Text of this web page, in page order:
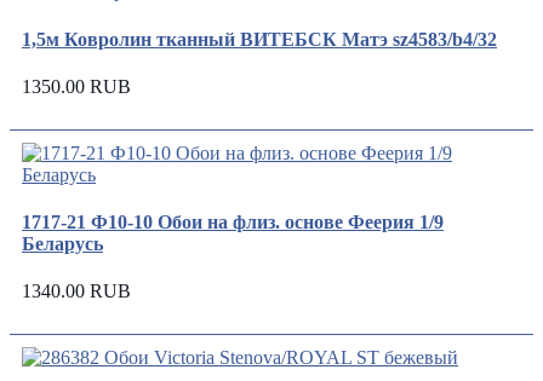
1,5м Ковролин тканный ВИТЕБСК Матэ sz4583/b4/32
1350.00 RUB
1717-21 Ф10-10 Обои на флиз. основе Феерия 1/9
Беларусь
1340.00 RUB